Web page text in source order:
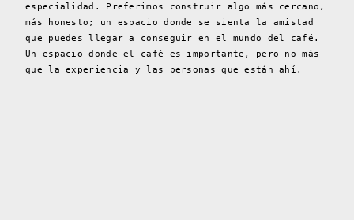
especialidad. Preferimos construir algo más cercano,
más honesto; un espacio donde se sienta la amistad
que puedes llegar a conseguir en el mundo del café.
Un espacio donde el café es importante, pero no más
que la experiencia y las personas que están ahí.